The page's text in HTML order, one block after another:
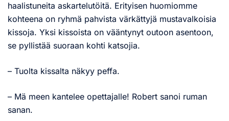
haalistuneita askartelutöitä. Erityisen huomiomme
kohteena on ryhmä pahvista värkättyjä mustavalkoisia
kissoja. Yksi kissoista on vääntynyt outoon asentoon,
se pyllistää suoraan kohti katsojia.
– Tuolta kissalta näkyy peffa.
– Mä meen kantelee opettajalle! Robert sanoi ruman
sanan.